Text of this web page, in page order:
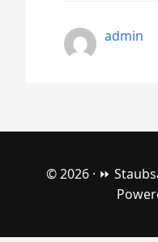
admin
© 2026 · ⏩